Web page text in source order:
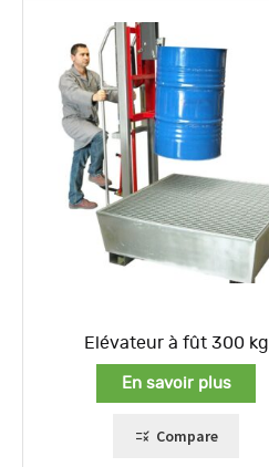
Elévateur à fût 300 kg
En savoir plus
Compare